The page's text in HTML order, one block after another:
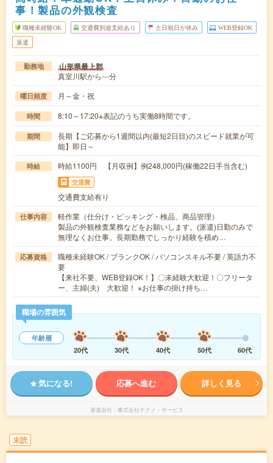
事！製品の外観検査
職種未経験OK 交通費別途支給あり 土日祝日が休み WEB登録OK
派遣
勤務地 山形県最上郡
真室川駅から---分
曜日頻度 月～金・祝
時間 8:10～17:20※表記のうち実働8時間です。
期間
長期【ご応募から1週間以内(最短2日目)のスピード就業が可
能】即日～
時給 時給1100円 【月収例】例248,000円(稼働22日手当含む)
交通費
交通費支給有り
仕事内容
軽作業（仕分け・ピッキング・検品、商品管理）
製品の外観検査業務などをお願いします。(派遣)日勤のみで
無理なくお仕事。長期勤務でしっかり経験を積め…
応募資格
職種未経験OK / ブランクOK / パソコンスキル不要 / 英語力不
要
【来社不要、WEB登録OK！】〇未経験大歓迎！〇フリータ
ー、主婦(夫) 大歓迎！ ※お仕事の掛け持ち…
職場の雰囲気
年齢層
20代
30代 40代 50代 60代
気になる! 応募へ進む 詳しく見る
派遣会社 株式会社テクノ・サービス
未読